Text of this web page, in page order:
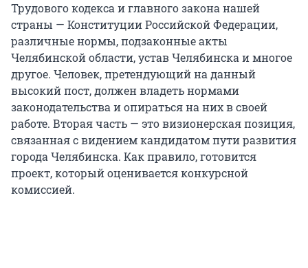
Трудового кодекса и главного закона нашей
страны — Конституции Российской Федерации,
различные нормы, подзаконные акты
Челябинской области, устав Челябинска и многое
другое. Человек, претендующий на данный
высокий пост, должен владеть нормами
законодательства и опираться на них в своей
работе. Вторая часть — это визионерская позиция,
связанная с видением кандидатом пути развития
города Челябинска. Как правило, готовится
проект, который оценивается конкурсной
комиссией.